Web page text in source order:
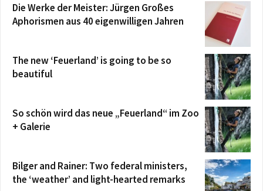
Die Werke der Meister: Jürgen Großes
Aphorismen aus 40 eigenwilligen Jahren
The new ‘Feuerland’ is going to be so
beautiful
So schön wird das neue „Feuerland“ im Zoo
+ Galerie
Bilger and Rainer: Two federal ministers,
the ‘weather’ and light-hearted remarks